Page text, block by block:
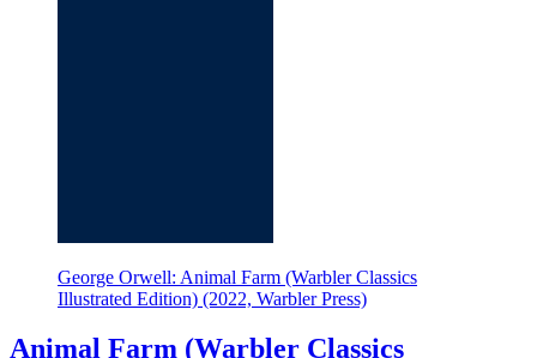
George Orwell: Animal Farm (Warbler Classics
Illustrated Edition) (2022, Warbler Press)
Animal Farm (Warbler Classics